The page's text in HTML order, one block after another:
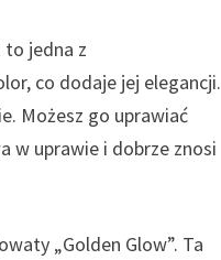
jedna z
co dodaje jej elegancji.
Możesz go uprawiać
w uprawie i dobrze znosi
„Golden Glow”. Ta